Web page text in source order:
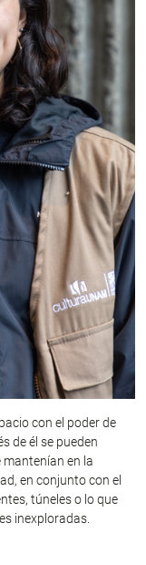
con el poder de
de él se pueden
en la
en conjunto con el
túneles o lo que
inexploradas.